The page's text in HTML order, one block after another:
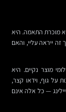
מוכרת התאמה. היא
ייראה עליי, והאם
מוצר נקיים. היא
על גוף, וידאו קצר,
— כל אלה אינם